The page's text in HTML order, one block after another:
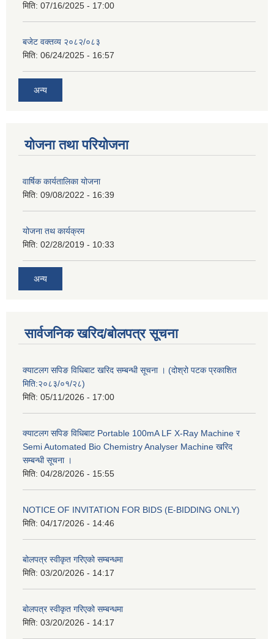
मिति: 07/16/2025 - 17:00
बजेट वक्तव्य २०८२/०८३
मिति: 06/24/2025 - 16:57
अन्य
योजना तथा परियोजना
वार्षिक कार्यतालिका योजना
मिति: 09/08/2022 - 16:39
योजना तथ कार्यक्रम
मिति: 02/28/2019 - 10:33
अन्य
सार्वजनिक खरिद/बोलपत्र सूचना
क्याटलग सपिङ विधिबाट खरिद सम्बन्धी सूचना । (दोश्रो पटक प्रकाशित
मिति:२०८३/०१/२८)
मिति: 05/11/2026 - 17:00
क्याटलग सपिङ विधिबाट Portable 100mA LF X-Ray Machine र
Semi Automated Bio Chemistry Analyser Machine खरिद
सम्बन्धी सूचना ।
मिति: 04/28/2026 - 15:55
NOTICE OF INVITATION FOR BIDS (E-BIDDING ONLY)
मिति: 04/17/2026 - 14:46
बोलपत्र स्वीकृत गरिएको सम्बन्धमा
मिति: 03/20/2026 - 14:17
बोलपत्र स्वीकृत गरिएको सम्बन्धमा
मिति: 03/20/2026 - 14:17